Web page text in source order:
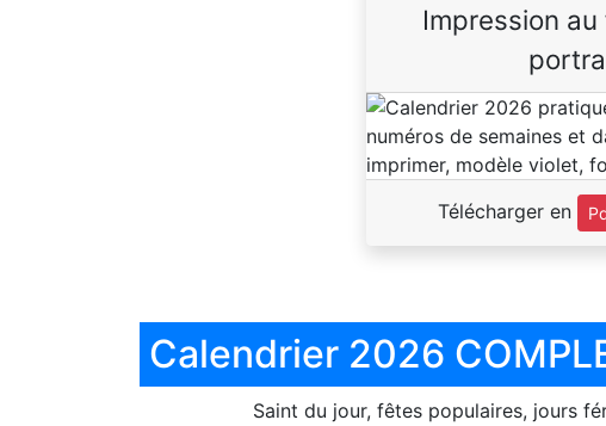
Impression
Télécharger en
Calendrier 2026
Saint du jour, fêtes populaires, jours